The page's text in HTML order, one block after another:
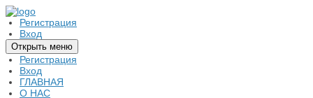
Регистрация
Вход
Открыть меню
Регистрация
Вход
ГЛАВНАЯ
О НАС